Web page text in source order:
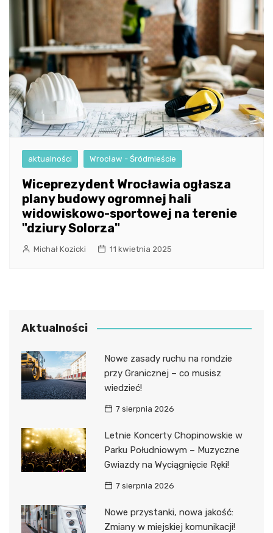
aktualności Wrocław - Śródmieście
Wiceprezydent Wrocławia ogłasza
plany budowy ogromnej hali
widowiskowo-sportowej na terenie
"dziury Solorza"
Michał Kozicki 11 kwietnia 2025
Aktualności
Nowe zasady ruchu na rondzie
przy Granicznej – co musisz
wiedzieć!
7 sierpnia 2026
Letnie Koncerty Chopinowskie w
Parku Południowym – Muzyczne
Gwiazdy na Wyciągnięcie Ręki!
7 sierpnia 2026
Nowe przystanki, nowa jakość:
Zmiany w miejskiej komunikacji!